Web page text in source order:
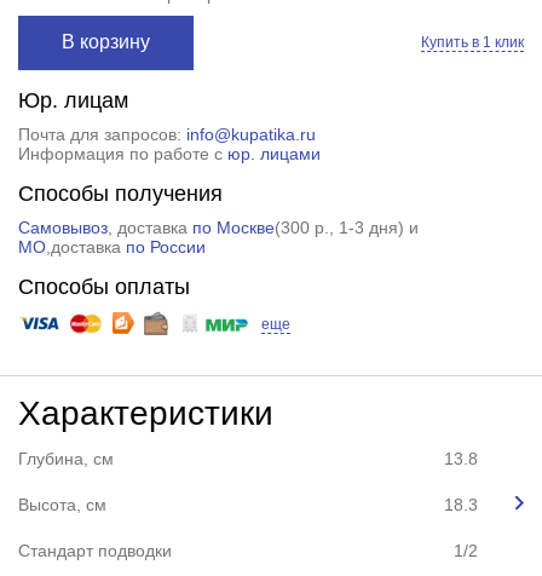
В корзину Купить в 1 клик
Юр. лицам
Почта для запросов: info@kupatika.ru
Информация по работе с юр. лицами
Способы получения
Самовывоз, доставка по Москве(300 р.
, 1-3 дня) и
МО,доставка по России
Способы оплаты
еще
Характеристики
Глубина, см 13.8
Высота, см 18.3
Стандарт подводки 1/2